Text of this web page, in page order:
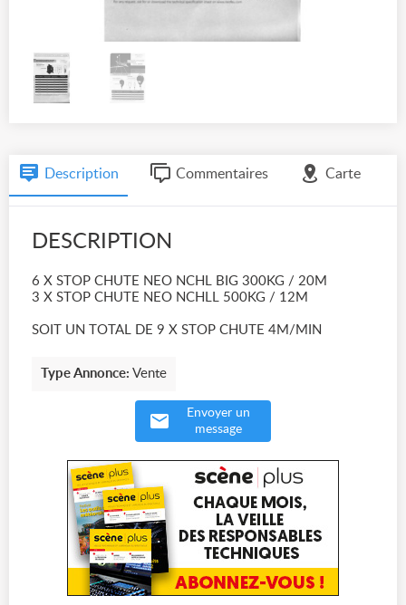
Description Commentaires Carte
DESCRIPTION
6 X STOP CHUTE NEO NCHL BIG 300KG / 20M
3 X STOP CHUTE NEO NCHLL 500KG / 12M
SOIT UN TOTAL DE 9 X STOP CHUTE 4M/MIN
Type Annonce: Vente
Envoyer un
message